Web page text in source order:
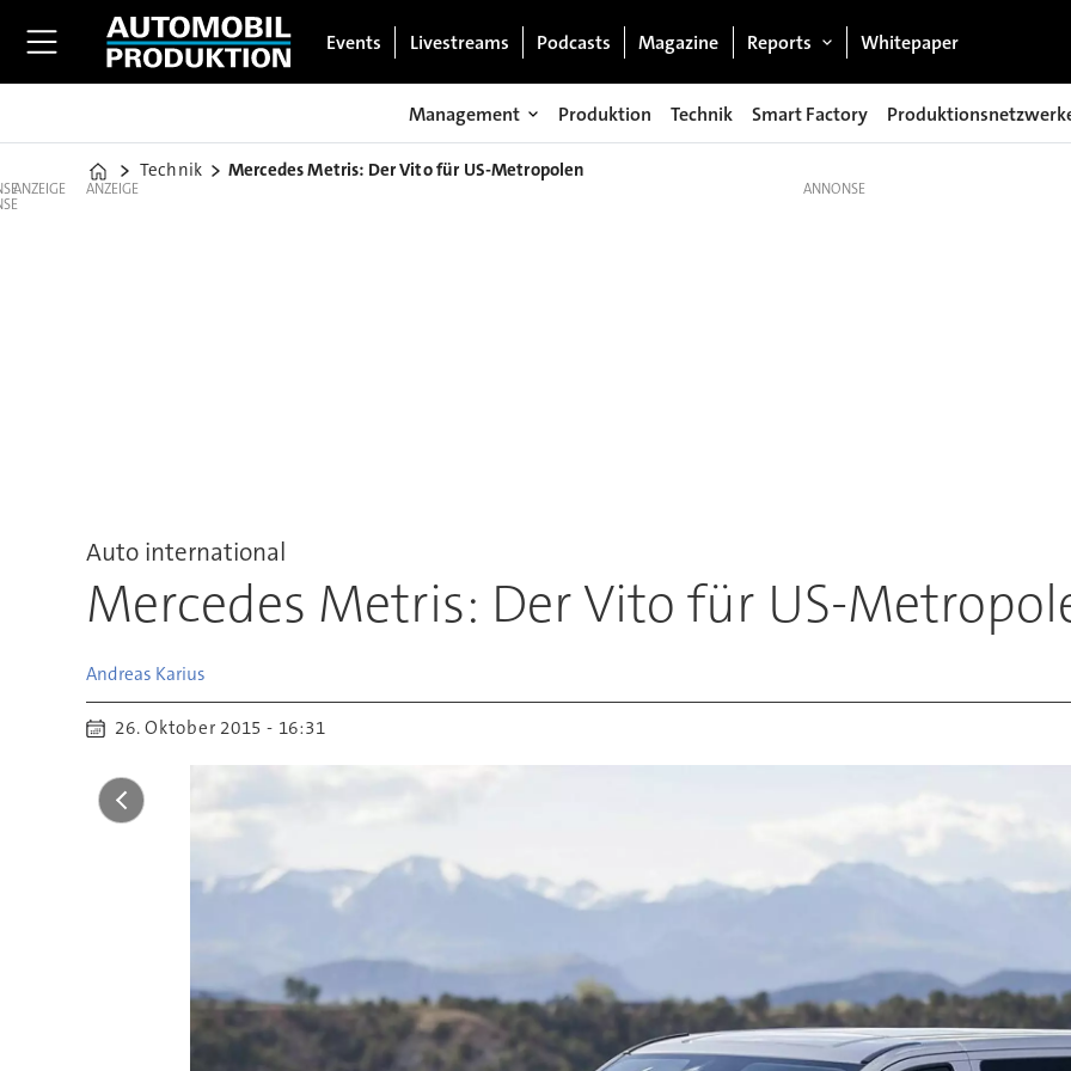
Events Livestreams Podcasts Magazine Reports Whitepaper
Management Produktion Technik Smart Factory
Home
Technik Mercedes Metris: Der Vito für US-Metropolen
ANZEIGE ANZEIGE
Auto international
Mercedes Metris: Der Vito für US-
Andreas Karius
26. Oktober 2015 - 16:31